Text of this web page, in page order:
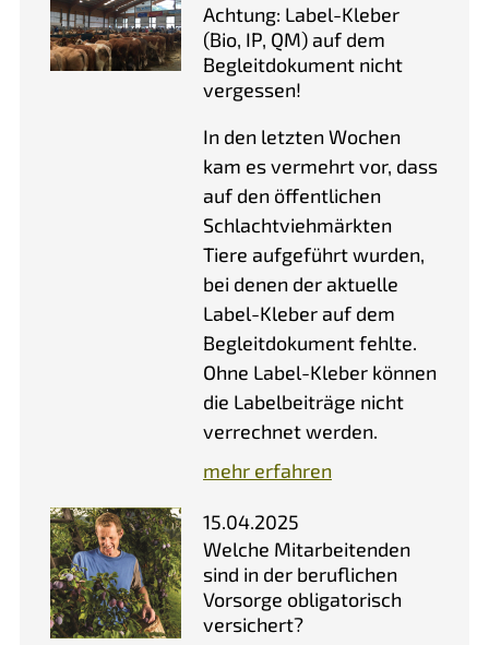
Achtung: Label-Kleber
(Bio, IP, QM) auf dem
Begleitdokument nicht
vergessen!
In den letzten Wochen
kam es vermehrt vor, dass
auf den öffentlichen
Schlachtviehmärkten
Tiere aufgeführt wurden,
bei denen der aktuelle
Label-Kleber auf dem
Begleitdokument fehlte.
Ohne Label-Kleber können
die Labelbeiträge nicht
verrechnet werden.
mehr erfahren
15.04.2025
Welche Mitarbeitenden
sind in der beruflichen
Vorsorge obligatorisch
versichert?